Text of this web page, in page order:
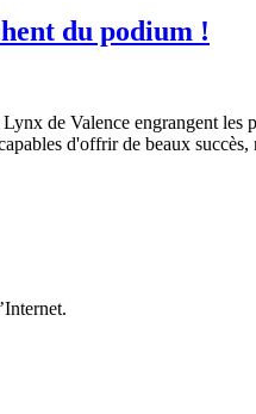
du podium !
de Valence engrangent
d'offrir de beaux